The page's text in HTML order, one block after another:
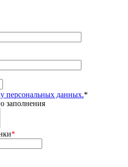
персональных данных.*
заполнения
*